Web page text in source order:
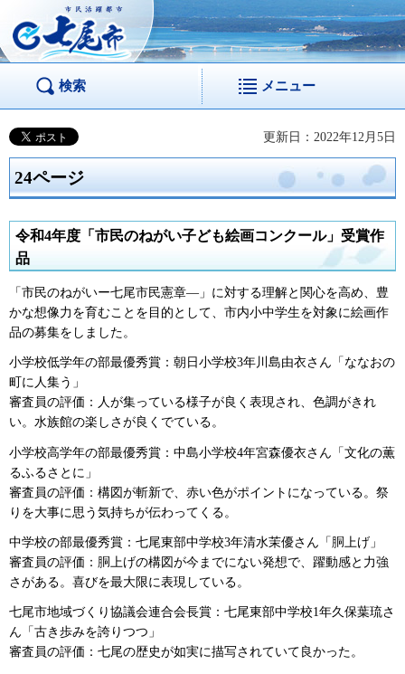
市民活躍都市 七尾
市
検索 メニュー
更新日：2022年12月5日
24ページ
令和4年度「市民のねがい子ども絵画コンクール」受賞作
品
「市民のねがいー七尾市民憲章―」に対する理解と関心を高め、豊
かな想像力を育むことを目的として、市内小中学生を対象に絵画作
品の募集をしました。
小学校低学年の部最優秀賞：朝日小学校3年川島由衣さん「ななおの
町に人集う」
審査員の評価：人が集っている様子が良く表現され、色調がきれ
い。水族館の楽しさが良くでている。
小学校高学年の部最優秀賞：中島小学校4年宮森優衣さん「文化の薫
るふるさとに」
審査員の評価：構図が斬新で、赤い色がポイントになっている。祭
りを大事に思う気持ちが伝わってくる。
中学校の部最優秀賞：七尾東部中学校3年清水茉優さん「胴上げ」
審査員の評価：胴上げの構図が今までにない発想で、躍動感と力強
さがある。喜びを最大限に表現している。
七尾市地域づくり協議会連合会長賞：七尾東部中学校1年久保葉琉さ
ん「古き歩みを誇りつつ」
審査員の評価：七尾の歴史が如実に描写されていて良かった。